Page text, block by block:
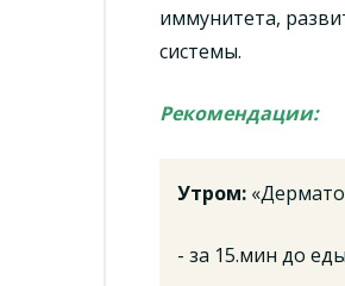
иммунитета,
системы.
Рекомендации:
Утром:
- за 15.мин до еды